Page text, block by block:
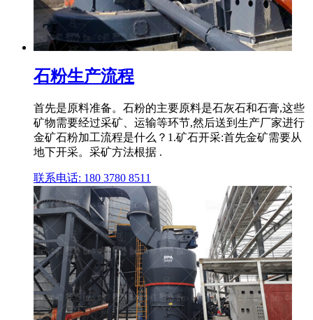
石粉生产流程
首先是原料准备。石粉的主要原料是石灰石和石膏,这些
矿物需要经过采矿、运输等环节,然后送到生产厂家进行
金矿石粉加工流程是什么？1.矿石开采:首先金矿需要从
地下开采。采矿方法根据 .
联系电话: 180 3780 8511